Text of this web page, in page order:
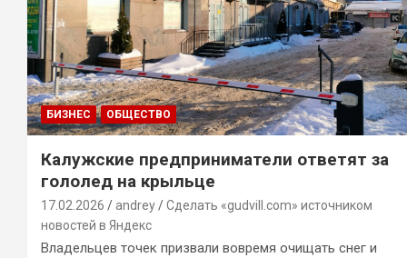
БИЗНЕС ОБЩЕСТВО
Калужские предприниматели ответят за
гололед на крыльце
17.02.2026 andrey
Сделать «gudvill.com» источником
новостей в Яндекс
Владельцев точек призвали вовремя очищать снег и